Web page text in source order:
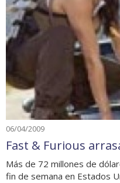
06/04/2009
Fast & Furious
Más de 72 millones de
fin de semana en Estados